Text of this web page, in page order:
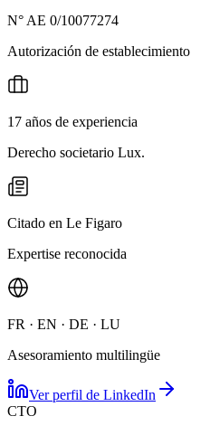
N° AE 0/10077274
Autorización de establecimiento
17 años de experiencia
Derecho societario Lux.
Citado en Le Figaro
Expertise reconocida
FR · EN · DE · LU
Asesoramiento multilingüe
Ver perfil de LinkedIn
CTO